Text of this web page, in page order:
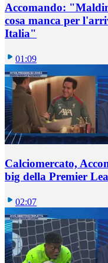
Accomando:
cosa manca per
Italia"
01:09
Calciomercato,
big della Premier
02:07